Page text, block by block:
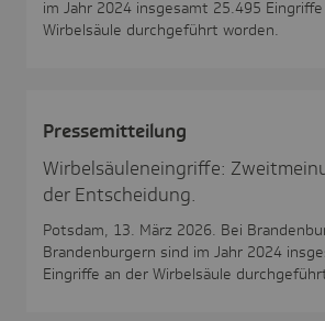
im Jahr 2024 insgesamt 25.495
Wirbelsäule durchgeführt worden.
Pres­se­mit­tei­lung
Wirbelsäuleneingriffe:
der Entscheidung.
Potsdam, 13. März 2026. Bei
Brandenburgern sind im Jahr 2024
Eingriffe an der Wirbelsäule